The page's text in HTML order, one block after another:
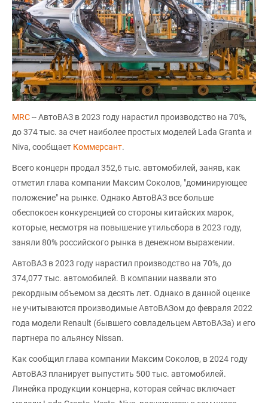
MRC-- АвтоВАЗ в 2023 году нарастил производство на 70%,
до 374 тыс. за счет наиболее простых моделей Lada Granta и
Niva, сообщает Коммерсант.
Всего концерн продал 352,6 тыс. автомобилей, заняв, как
отметил глава компании Максим Соколов, "доминирующее
положение" на рынке. Однако АвтоВАЗ все больше
обеспокоен конкуренцией со стороны китайских марок,
которые, несмотря на повышение утильсбора в 2023 году,
заняли 80% российского рынка в денежном выражении.
АвтоВАЗ в 2023 году нарастил производство на 70%, до
374,077 тыс. автомобилей. В компании назвали это
рекордным объемом за десять лет. Однако в данной оценке
не учитываются производимые АвтоВАЗом до февраля 2022
года модели Renault (бывшего совладельцем АвтоВАЗа) и его
партнера по альянсу Nissan.
Как сообщил глава компании Максим Соколов, в 2024 году
АвтоВАЗ планирует выпустить 500 тыс. автомобилей.
Линейка продукции концерна, которая сейчас включает